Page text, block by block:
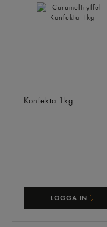
Konfekta 1kg
LOGGA IN